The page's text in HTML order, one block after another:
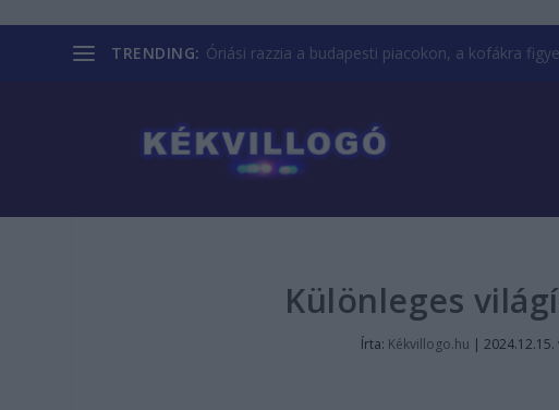
TRENDING: Óriási razzia a budapesti piacokon, a kofákra
Különleges
Írta: Kékvillogo.hu |